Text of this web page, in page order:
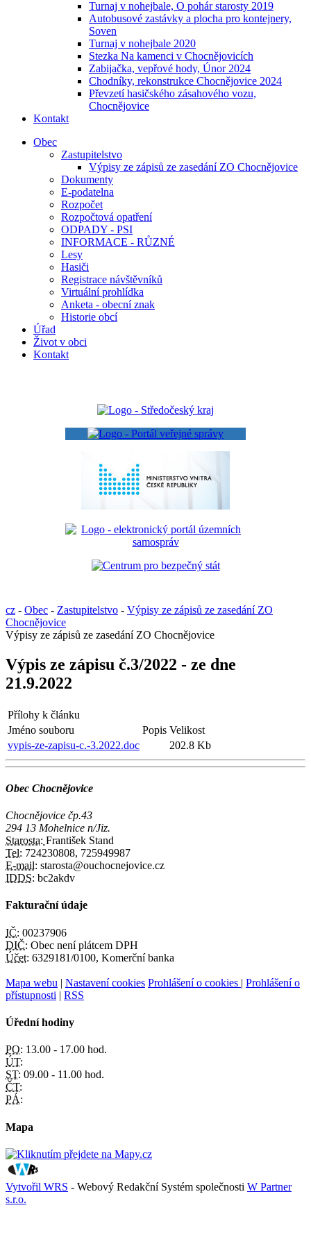
Turnaj v nohejbale, O pohár starosty 2019
Autobusové zastávky a plocha pro kontejnery,
Soven
Turnaj v nohejbale 2020
Stezka Na kamenci v Chocnějovicích
Zabijačka, vepřové hody, Únor 2024
Chodníky, rekonstrukce Chocnějovice 2024
Převzetí hasičského zásahového vozu,
Chocnějovice
Kontakt
Obec
Zastupitelstvo
Výpisy ze zápisů ze zasedání ZO Chocnějovice
Dokumenty
E-podatelna
Rozpočet
Rozpočtová opatření
ODPADY - PSI
INFORMACE - RŮZNÉ
Lesy
Hasiči
Registrace návštěvníků
Virtuální prohlídka
Anketa - obecní znak
Historie obcí
Úřad
Život v obci
Kontakt
cz - Obec - Zastupitelstvo - Výpisy ze zápisů ze zasedání ZO
Chocnějovice
Výpisy ze zápisů ze zasedání ZO Chocnějovice
Výpis ze zápisu č.3/2022 - ze dne
21.9.2022
Přílohy k článku
Jméno souboru
Popis Velikost
vypis-ze-zapisu-c.-3.2022.doc
202.8 Kb
Obec Chocnějovice
Chocnějovice čp.43
294 13 Mohelnice n/Jiz.
Starosta: František Stand
Tel: 724230808, 725949987
E-mail: starosta@ouchocnejovice.cz
IDDS: bc2akdv
Fakturační údaje
IČ: 00237906
DIČ: Obec není plátcem DPH
Účet: 6329181/0100, Komerční banka
Mapa webu | Nastavení cookies Prohlášení o cookies | Prohlášení o
přístupnosti | RSS
Úřední hodiny
PO: 13.00 - 17.00 hod.
ÚT:
ST: 09.00 - 11.00 hod.
ČT:
PÁ:
Mapa
Vytvořil WRS - Webový Redakční Systém společnosti W Partner
s.r.o.